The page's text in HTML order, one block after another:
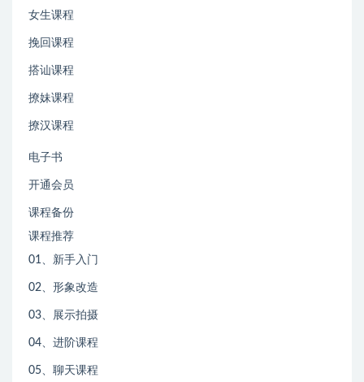
女生课程
挽回课程
搭讪课程
撩妹课程
撩汉课程
电子书
开通会员
课程备份
课程推荐
01、新手入门
02、形象改造
03、展示拍摄
04、进阶课程
05、聊天课程